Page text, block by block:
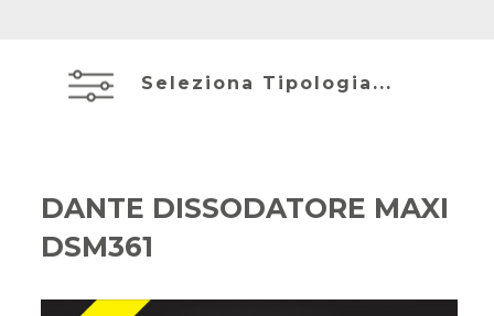
NUOVO
NOSTRO
Seleziona Tipologia...
DANTE DISSODATORE MAXI
DSM361
TELESCOPICI